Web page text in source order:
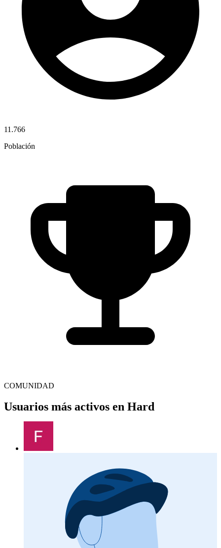
11.766
Población
COMUNIDAD
Usuarios más activos en Hard